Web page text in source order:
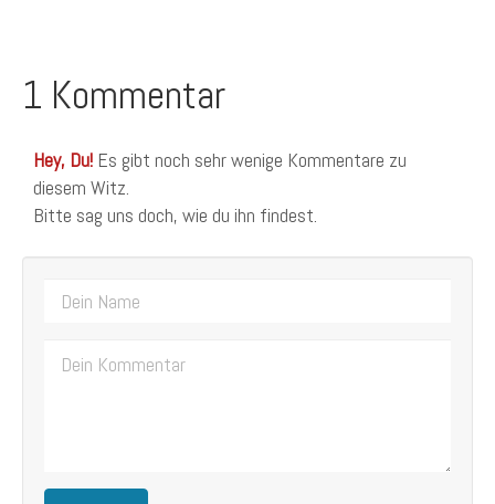
1 Kommentar
Hey, Du! Es gibt noch sehr wenige Kommentare zu
diesem Witz.
Bitte sag uns doch, wie du ihn findest.